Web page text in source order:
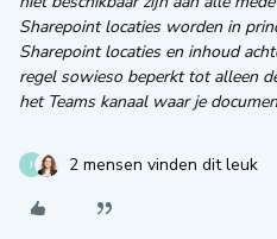
Sharepoint locaties worden in
Sharepoint locaties en inhoud
regel sowieso beperkt tot alleen
het Teams kanaal waar je
J 2 mensen vinden dit leuk